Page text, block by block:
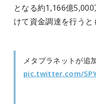
となる約1,166億
けて資金調達を行うと
メタプラネットが追
pic.twitter.com/